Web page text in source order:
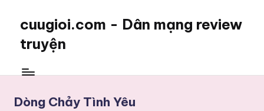
cuugioi.com - Dân mạng review
truyện
Dòng Chảy Tình Yêu